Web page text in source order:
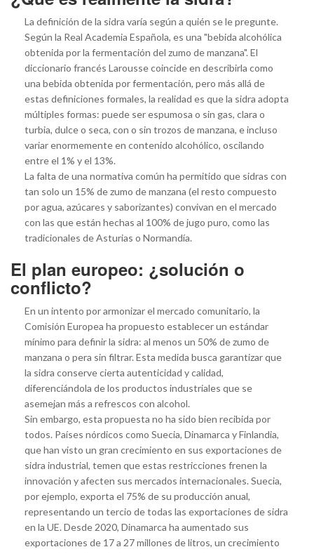
La definición de la sidra varía según a quién se le pregunte.
Según la Real Academia Española, es una "bebida alcohólica
obtenida por la fermentación del zumo de manzana". El
diccionario francés Larousse coincide en describirla como
una bebida obtenida por fermentación, pero más allá de
estas definiciones formales, la realidad es que la sidra adopta
múltiples formas: puede ser espumosa o sin gas, clara o
turbia, dulce o seca, con o sin trozos de manzana, e incluso
variar enormemente en contenido alcohólico, oscilando
entre el 1% y el 13%.
La falta de una normativa común ha permitido que sidras con
tan solo un 15% de zumo de manzana (el resto compuesto
por agua, azúcares y saborizantes) convivan en el mercado
con las que están hechas al 100% de jugo puro, como las
tradicionales de Asturias o Normandía.
El plan europeo: ¿solución o
conflicto?
En un intento por armonizar el mercado comunitario, la
Comisión Europea ha propuesto establecer un estándar
mínimo para definir la sidra: al menos un 50% de zumo de
manzana o pera sin filtrar. Esta medida busca garantizar que
la sidra conserve cierta autenticidad y calidad,
diferenciándola de los productos industriales que se
asemejan más a refrescos con alcohol.
Sin embargo, esta propuesta no ha sido bien recibida por
todos. Países nórdicos como Suecia, Dinamarca y Finlandia,
que han visto un gran crecimiento en sus exportaciones de
sidra industrial, temen que estas restricciones frenen la
innovación y afecten sus mercados internacionales. Suecia,
por ejemplo, exporta el 75% de su producción anual,
representando un tercio de todas las exportaciones de sidra
en la UE. Desde 2020, Dinamarca ha aumentado sus
exportaciones de 17 a 27 millones de litros, un crecimiento